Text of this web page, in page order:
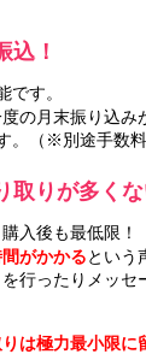
込！
です。
の月末振り込み
。（※別途手数料
取りが多くな
入後も最低限！
がかかるという
行ったりメッ
は極力最小限に